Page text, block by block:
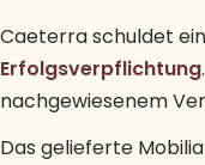
Caeterra schuldet
Erfolgsverpflichtung
nachgewiesenem
Das gelieferte